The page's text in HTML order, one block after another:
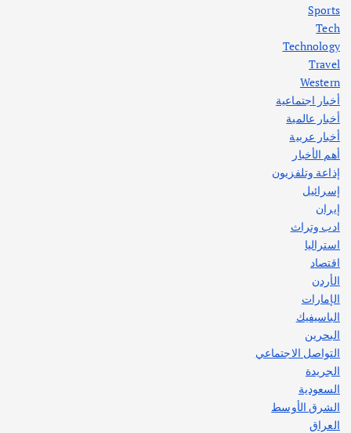
أهم الأخبار
اختتام ورشة السينوغرافيا في مدينة كلباء الاماراتية
أغسطس 3, 2026
Sports
Tech
Technology
Travel
Western
أخبار اجتماعية
أخبار عالمية
أخبار عربية
أهم الأخبار
إذاعة وتلفزيون
إسرائيل
إيران
ادب وتراث
استراليا
اقتصاد
الأردن
الإمارات
الباسيفيك
البحرين
التواصل الاجتماعي
الجريدة
السعودية
الشرق الأوسط
العراق